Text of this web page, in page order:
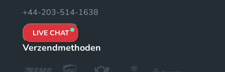
+44-203-514-1638
LIVE CHAT
Verzendmethoden